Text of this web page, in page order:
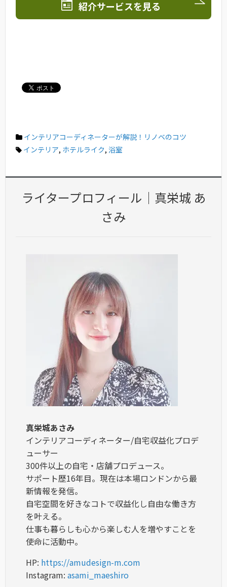
紹介サービスを見る
インテリアコーディネーターが解説！リノベのコツ
インテリア, ホテルライク, 浴室
ライタープロフィール｜真栄城 あ
さみ
真栄城あさみ
インテリアコーディネーター/自宅収益化プロデ
ューサー
300件以上の自宅・店舗プロデュース。
サポート歴16年目。現在は本場ロンドンから最
新情報を発信。
自宅空間を好きなコトで収益化し自由な働き方
を叶える。
仕事も暮らしも心から楽しむ人を増やすことを
使命に活動中。
HP: https://amudesign-m.com
Instagram: asami_maeshiro